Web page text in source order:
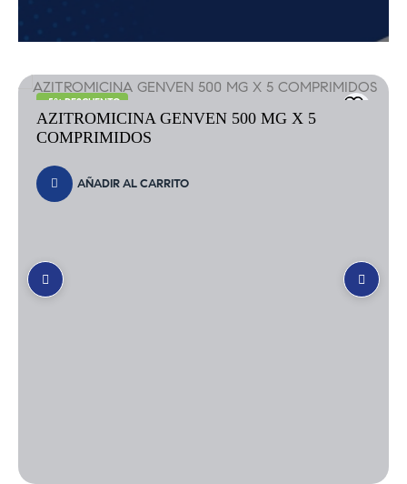
-5% DESCUENTO
AZITROMICINA DEVA 500 MG X 3
TABLETAS
AÑADIR AL CARRITO